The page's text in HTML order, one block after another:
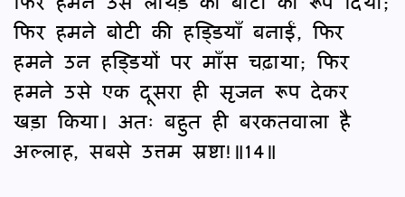
फिर हमने बोटी की हड्डियाँ बनाईं, फिर
हमने उन हड्डियों पर माँस चढ़ाया; फिर
हमने उसे एक दूसरा ही सृजन रूप देकर
खड़ा किया। अतः बहुत ही बरकतवाला है
अल्लाह, सबसे उत्तम स्रष्टा!॥14॥